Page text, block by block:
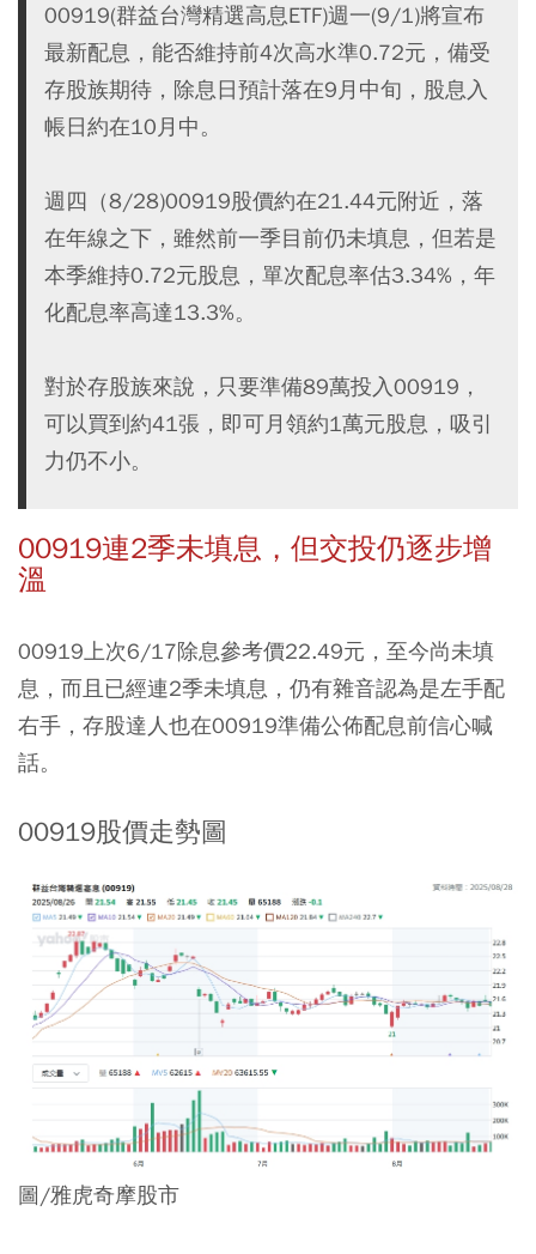
00919(群益台灣精選高息ETF)週一(9/1)將宣布
最新配息，能否維持前4次高水準0.72元，備受
存股族期待，除息日預計落在9月中旬，股息入
帳日約在10月中。
週四（8/28)00919股價約在21.44元附近，落
在年線之下，雖然前一季目前仍未填息，但若是
本季維持0.72元股息，單次配息率估3.34%，年
化配息率高達13.3%。
對於存股族來說，只要準備89萬投入00919，
可以買到約41張，即可月領約1萬元股息，吸引
力仍不小。
00919連2季未填息，但交投仍逐步增
溫
00919上次6/17除息參考價22.49元，至今尚未填
息，而且已經連2季未填息，仍有雜音認為是左手配
右手，存股達人也在00919準備公佈配息前信心喊
話。
00919股價走勢圖
圖/雅虎奇摩股市